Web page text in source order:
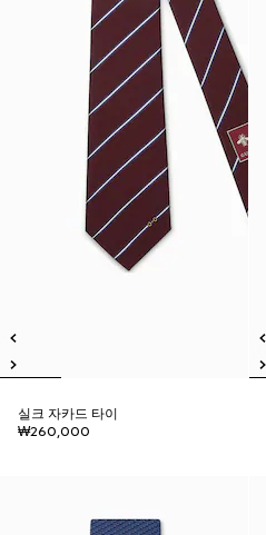
실크 자카드 타이
₩260,000